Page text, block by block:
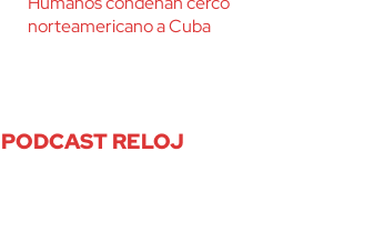
norteamericano a Cuba
PODCAST RELOJ